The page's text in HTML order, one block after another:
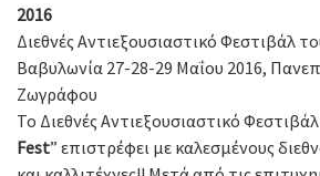
2016
Διεθνές Αντιεξουσιαστικό Φεστιβάλ
Βαβυλωνία 27-28-29 Μαΐου 2016,
Ζωγράφου
Το Διεθνές Αντιεξουσιαστικό
Fest” επιστρέφει με καλεσμένους